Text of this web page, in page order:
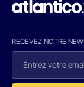
RECEVEZ NOTRE